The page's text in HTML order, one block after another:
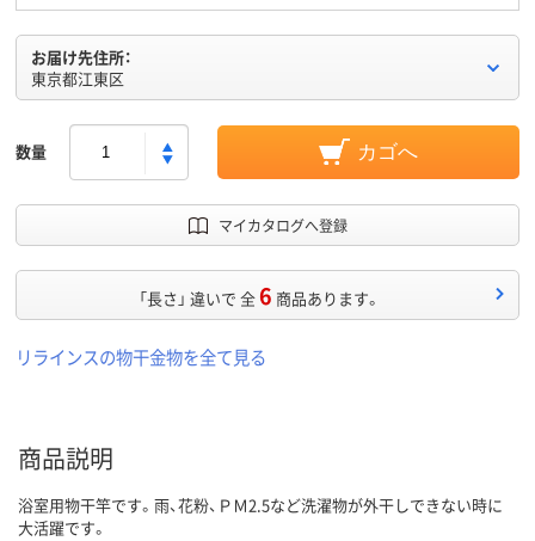
お届け先住所：
東京都江東区
数量 カゴへ
マイカタログへ登録
「長さ」 違いで 全6 商品あります。
リラインスの物干金物を全て見る
商品説明
浴室用物干竿です。雨、花粉、ＰＭ2.5など洗濯物が外干しできない時に
大活躍です。